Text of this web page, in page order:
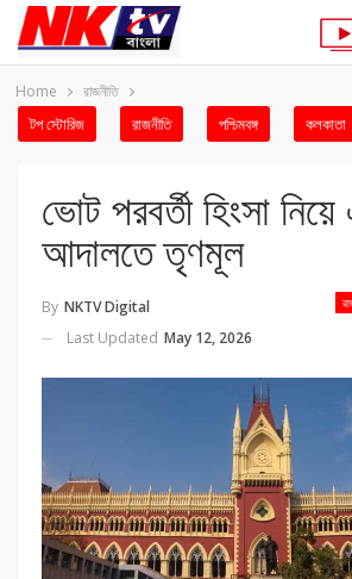
Home রাজনীতি
টপ স্টোরিজ রাজনীতি পশ্চিমবঙ্গ কলকাতা
ভোট পরবর্তী হিংসা
আদালতে তৃণমূল
By NKTV Digital
Last Updated May 12, 2026